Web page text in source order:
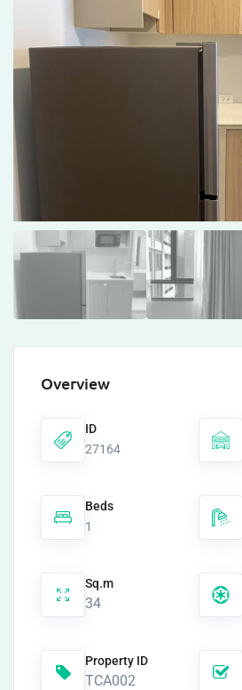
Overview
ID
27164
Beds
1
Sq.m
34
Property ID
TCA002